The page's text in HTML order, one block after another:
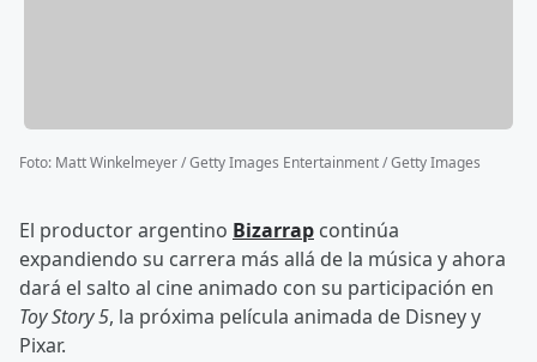
Foto: Matt Winkelmeyer / Getty Images Entertainment / Getty Images
El productor argentino Bizarrap continúa
expandiendo su carrera más allá de la música y ahora
dará el salto al cine animado con su participación en
Toy Story 5, la próxima película animada de Disney y
Pixar.